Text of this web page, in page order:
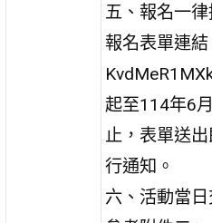
五、報名一
報名表單連
起至114年6
止，表單送
行通知。
六、活動當